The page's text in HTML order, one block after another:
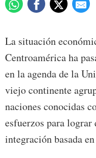
La situación
Centroamérica ha
en la agenda de la
viejo continente
naciones conocidas
esfuerzos para lograr
integración basada